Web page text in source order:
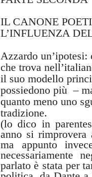
IL CANONE
L’INFLUENZA
Azzardo un’ipotesi:
che trova
il suo modello
possiedono più –
quanto meno uno
tradizione.
(lo dico in
anno si
ma appunto
necessariamente
parlato è stata per